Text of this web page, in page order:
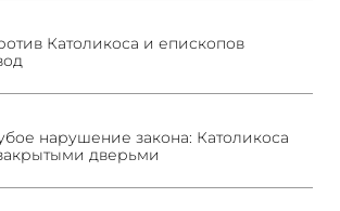
Католикоса и епископов
нарушение закона: Католикоса
дверьми
СНБ Армении в Тбилиси